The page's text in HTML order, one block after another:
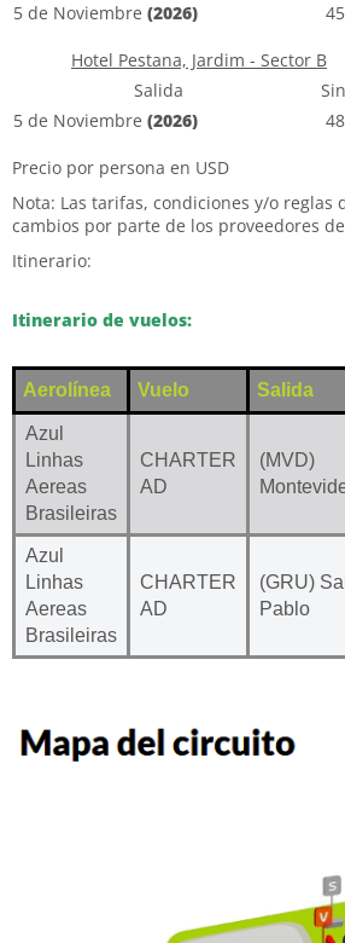
5 de Noviembre (2026)
Hotel Pestana, Jardim - Sector B
Salida
5 de Noviembre (2026)
Precio por persona en USD
Nota: Las tarifas, condiciones y/o
cambios por parte de los proveedores
Itinerario:
Itinerario de vuelos:
Aerolínea Vuelo Salida
Azul
Linhas
Aereas
Brasileiras
CHARTER
AD
(MVD)
Azul
Linhas
Aereas
Brasileiras
CHARTER
AD
(GRU)
Pablo